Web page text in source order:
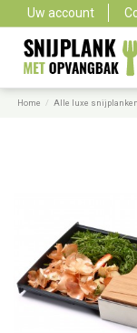
Uw account
Home Alle luxe